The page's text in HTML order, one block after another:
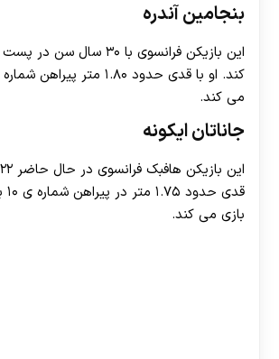
بنجامین آندره
این بازیکن فرانسوی با ۳۰
می کند.
جاناتان ایکونه
بازی می کند.